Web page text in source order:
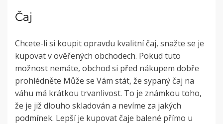
Čaj
Chcete-li si koupit opravdu kvalitní čaj, snažte se je
kupovat v ověřených obchodech. Pokud tuto
možnost nemáte, obchod si před nákupem dobře
prohlédněte Může se Vám stát, že sypaný čaj na
váhu má krátkou trvanlivost. To je známkou toho,
že je již dlouho skladován a nevíme za jakých
podmínek. Lepší je kupovat čaje balené přímo u